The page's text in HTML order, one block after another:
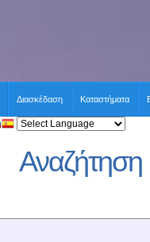
Διασκέδαση Καταστήματα
Αναζήτηση